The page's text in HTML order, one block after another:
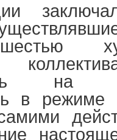
на
в режиме